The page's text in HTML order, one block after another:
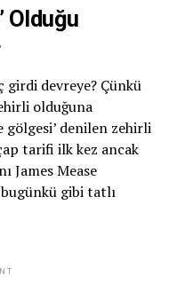
Olduğu
girdi devreye? Çünkü
olduğuna
gölgesi’ denilen zehirli
tarifi ilk kez ancak
James Mease
gibi tatlı